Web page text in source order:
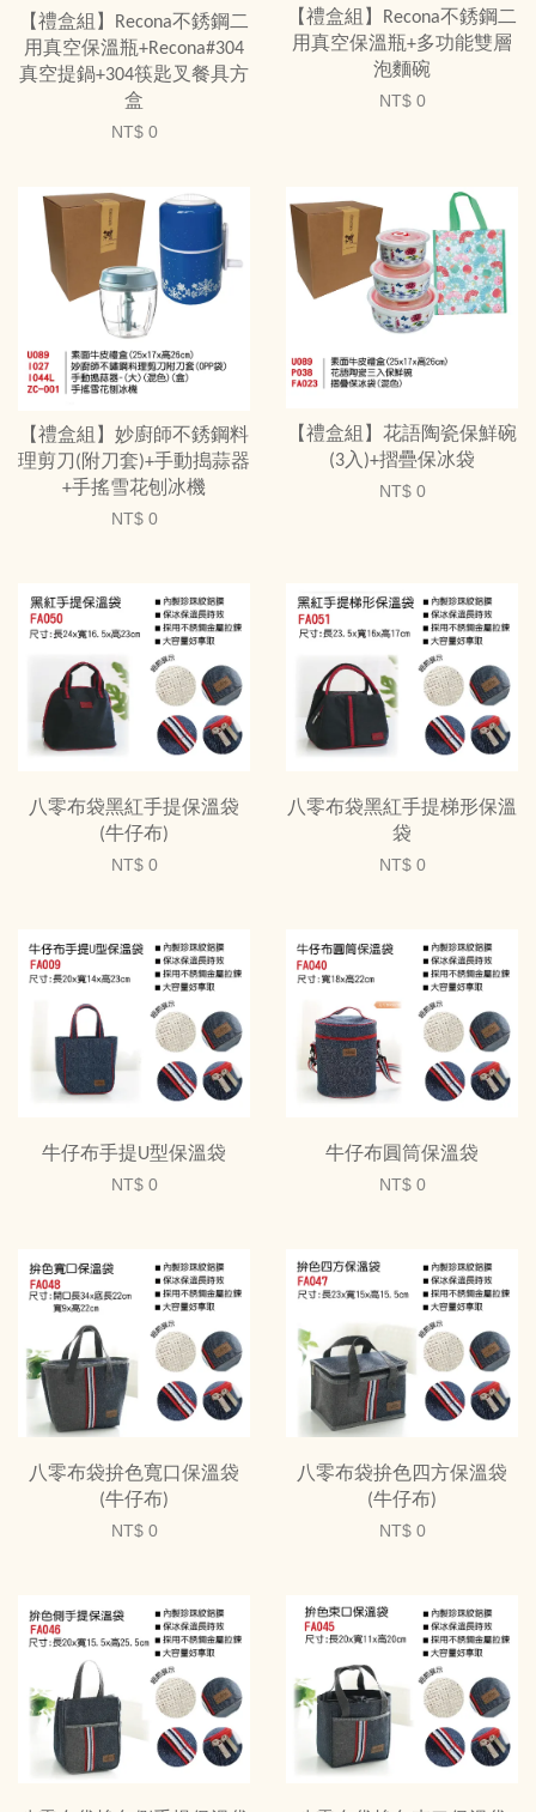
【禮盒組】Recona不銹鋼二
用真空保溫瓶+Recona#304
真空提鍋+304筷匙叉餐具方
盒
NT$ 0
【禮盒組】Recona不銹鋼二
用真空保溫瓶+多功能雙層
泡麵碗
NT$ 0
【禮盒組】妙廚師不銹鋼料
理剪刀(附刀套)+手動搗蒜器
+手搖雪花刨冰機
NT$ 0
【禮盒組】花語陶瓷保鮮碗
(3入)+摺疊保冰袋
NT$ 0
八零布袋黑紅手提保溫袋
(牛仔布)
NT$ 0
八零布袋黑紅手提梯形保溫
袋
NT$ 0
牛仔布手提U型保溫袋
NT$ 0
牛仔布圓筒保溫袋
NT$ 0
八零布袋拚色寬口保溫袋
(牛仔布)
NT$ 0
八零布袋拚色四方保溫袋
(牛仔布)
NT$ 0